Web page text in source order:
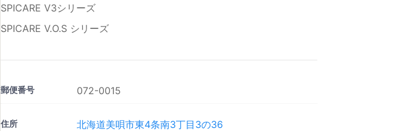
SPICARE V3シリーズ
SPICARE V.O.S シリーズ
郵便番号 072-0015
住所 北海道美唄市東4条南3丁目3の36